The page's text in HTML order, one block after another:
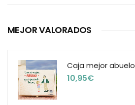
MEJOR VALORADOS
Caja mejor abuelo
10,95€